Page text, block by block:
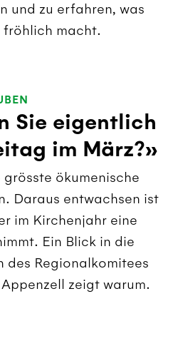
und zu erfahren, was
fröhlich macht.
Sie eigentlich
im März?»
ökumenische
Daraus entwachsen ist
im Kirchenjahr eine
Ein Blick in die
des Regionalkomitees
zeigt warum.